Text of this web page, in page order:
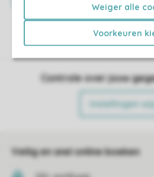
Weiger alle
Voorkeuren
Controle over jouw
Instellingen
Veilig en snel online boeken